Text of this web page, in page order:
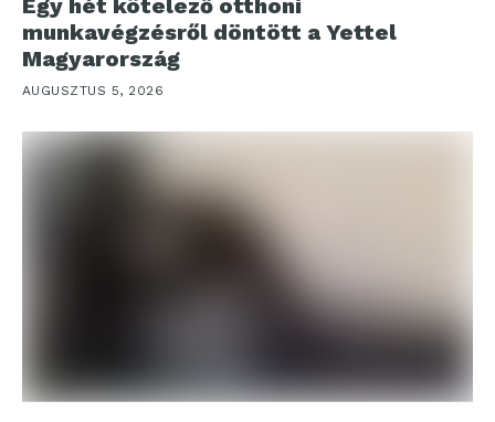
Egy hét kötelező otthoni
munkavégzésről döntött a Yettel
Magyarország
AUGUSZTUS 5, 2026